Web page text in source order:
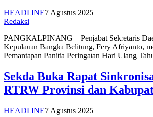
HEADLINE7 Agustus 2025
Redaksi
PANGKALPINANG – Penjabat Sekretaris
Kepulauan Bangka Belitung, Fery Afriyanto,
Pemantapan Panitia Peringatan Hari Ulang
Sekda Buka Rapat
RTRW Provinsi dan
HEADLINE7 Agustus 2025